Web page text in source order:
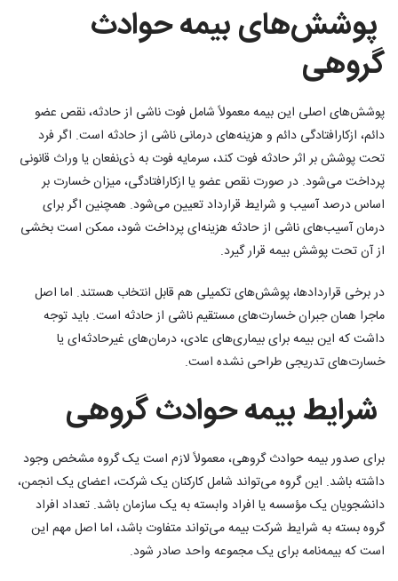
پوشش‌های بیمه حوادث
گروهی
پوشش‌های اصلی این بیمه معمولاً شامل فوت ناشی از حادثه، نقص عضو
دائم، ازکارافتادگی دائم و هزینه‌های درمانی ناشی از حادثه است. اگر فرد
تحت پوشش بر اثر حادثه فوت کند، سرمایه فوت به ذی‌نفعان یا وراث قانونی
پرداخت می‌شود. در صورت نقص عضو یا ازکارافتادگی، میزان خسارت بر
اساس درصد آسیب و شرایط قرارداد تعیین می‌شود. همچنین اگر برای
درمان آسیب‌های ناشی از حادثه هزینه‌ای پرداخت شود، ممکن است بخشی
از آن تحت پوشش بیمه قرار گیرد.
در برخی قراردادها، پوشش‌های تکمیلی هم قابل انتخاب هستند. اما اصل
ماجرا همان جبران خسارت‌های مستقیم ناشی از حادثه است. باید توجه
داشت که این بیمه برای بیماری‌های عادی، درمان‌های غیرحادثه‌ای یا
خسارت‌های تدریجی طراحی نشده است.
شرایط بیمه حوادث گروهی
برای صدور بیمه حوادث گروهی، معمولاً لازم است یک گروه مشخص وجود
داشته باشد. این گروه می‌تواند شامل کارکنان یک شرکت، اعضای یک انجمن،
دانشجویان یک مؤسسه یا افراد وابسته به یک سازمان باشد. تعداد افراد
گروه بسته به شرایط شرکت بیمه می‌تواند متفاوت باشد، اما اصل مهم این
است که بیمه‌نامه برای یک مجموعه واحد صادر شود.